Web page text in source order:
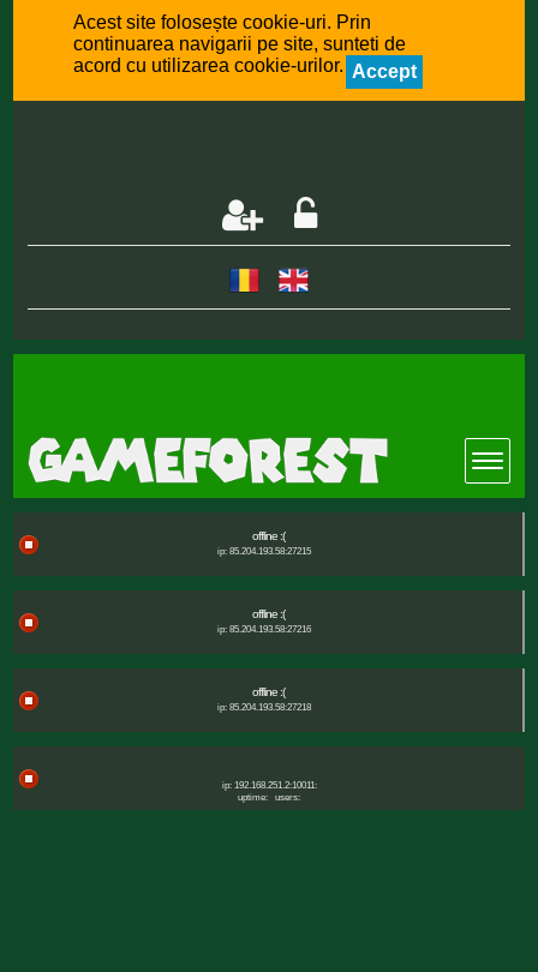
Acest site folosește cookie-uri. Prin
continuarea navigarii pe site, sunteti de
acord cu utilizarea cookie-urilor. Accept
offline :(
ip: 85.204.193.58:27215
offline :(
ip: 85.204.193.58:27216
offline :(
ip: 85.204.193.58:27218
ip: 192.168.251.2:10011:
uptime:
users: